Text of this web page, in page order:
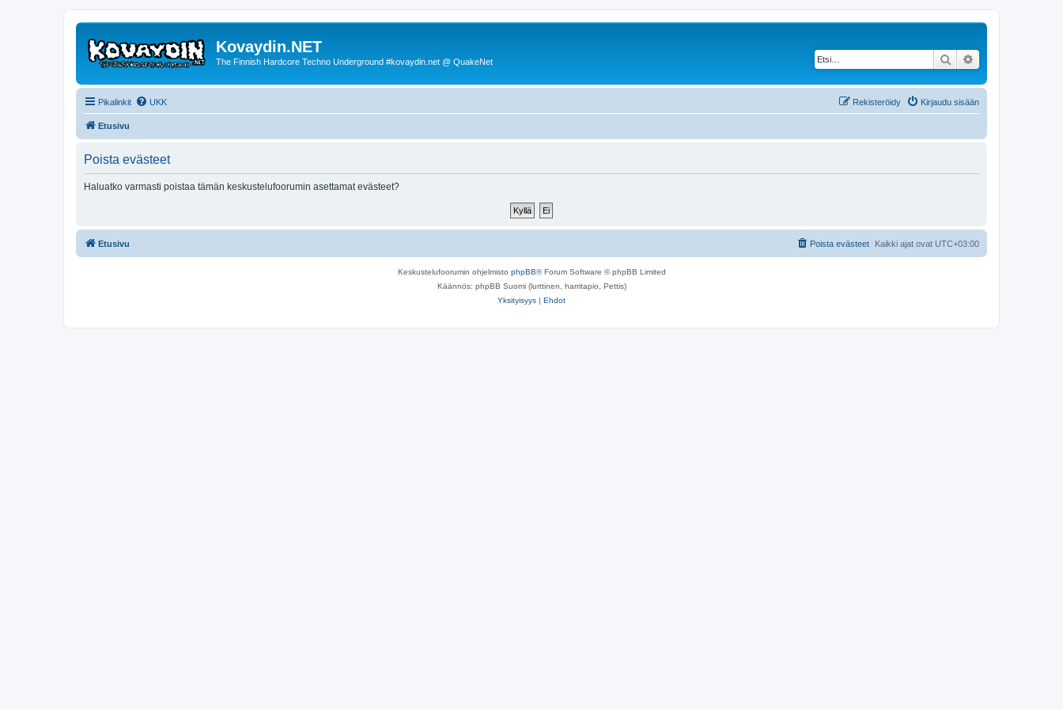
Kovaydin.NET
The Finnish Hardcore Techno Underground #kovaydin.net @ QuakeNet Etsi
Pikalinkit UKK Kirjaudu sisään
Rekisteröidy
Etusivu
Poista evästeet
Haluatko varmasti poistaa tämän keskustelufoorumin asettamat evästeet?
Etusivu Kaikki ajat ovat UTC+03:00
Poista evästeet
Keskustelufoorumin ohjelmisto phpBB® Forum Software © phpBB Limited
Käännös: phpBB Suomi (lurttinen, harritapio, Pettis)
Yksityisyys | Ehdot